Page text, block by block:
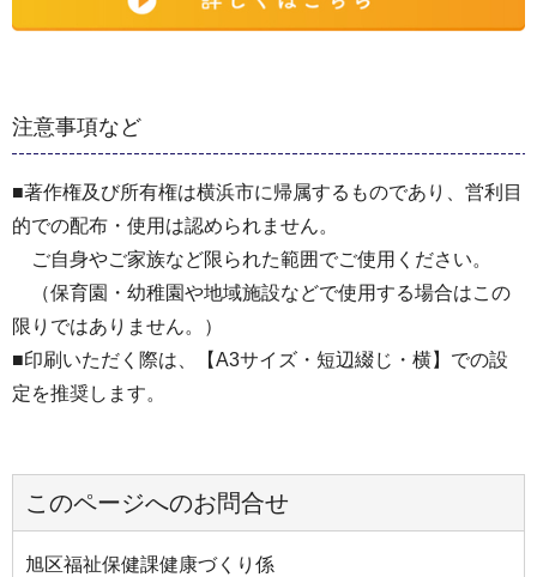
注意事項など
■著作権及び所有権は横浜市に帰属するものであり、営利目
的での配布・使用は認められません。
ご自身やご家族など限られた範囲でご使用ください。
（保育園・幼稚園や地域施設などで使用する場合はこの
限りではありません。）
■印刷いただく際は、【A3サイズ・短辺綴じ・横】での設
定を推奨します。
このページへのお問合せ
旭区福祉保健課健康づくり係